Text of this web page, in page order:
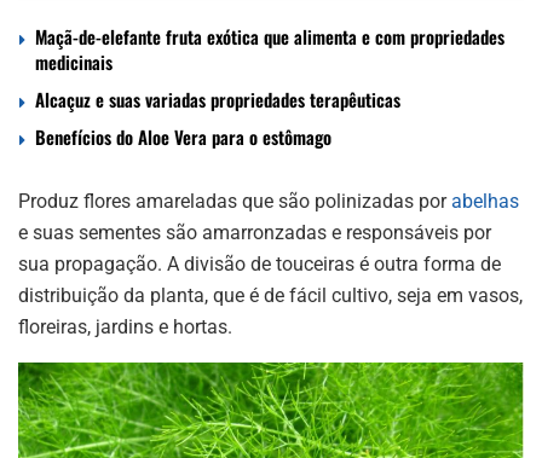
Maçã-de-elefante fruta exótica que alimenta e com propriedades
medicinais
Alcaçuz e suas variadas propriedades terapêuticas
Benefícios do Aloe Vera para o estômago
Produz flores amareladas que são polinizadas porabelhas
e suas sementes são amarronzadas e responsáveis por
sua propagação. A divisão de touceiras é outra forma de
distribuição da planta, que é de fácil cultivo, seja em vasos,
floreiras, jardins e hortas.